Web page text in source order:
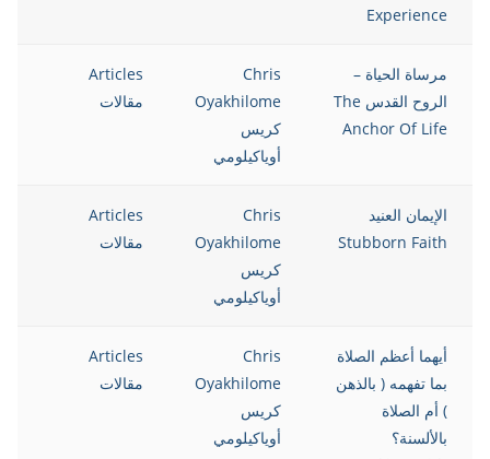
Experience
مرساة الحياة –
الروح القدس The
Anchor Of Life
Chris
Oyakhilome
كريس
أوياكيلومي
Articles
مقالات
الإيمان العنيد
Stubborn Faith
Chris
Oyakhilome
كريس
أوياكيلومي
Articles
مقالات
أيهما أعظم الصلاة
بما تفهمه ( بالذهن
) أم الصلاة
بالألسنة؟
Chris
Oyakhilome
كريس
أوياكيلومي
Articles
مقالات